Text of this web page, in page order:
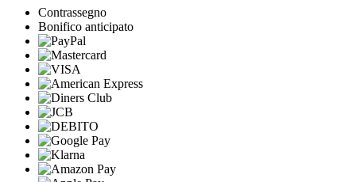
Contrassegno
Bonifico anticipato